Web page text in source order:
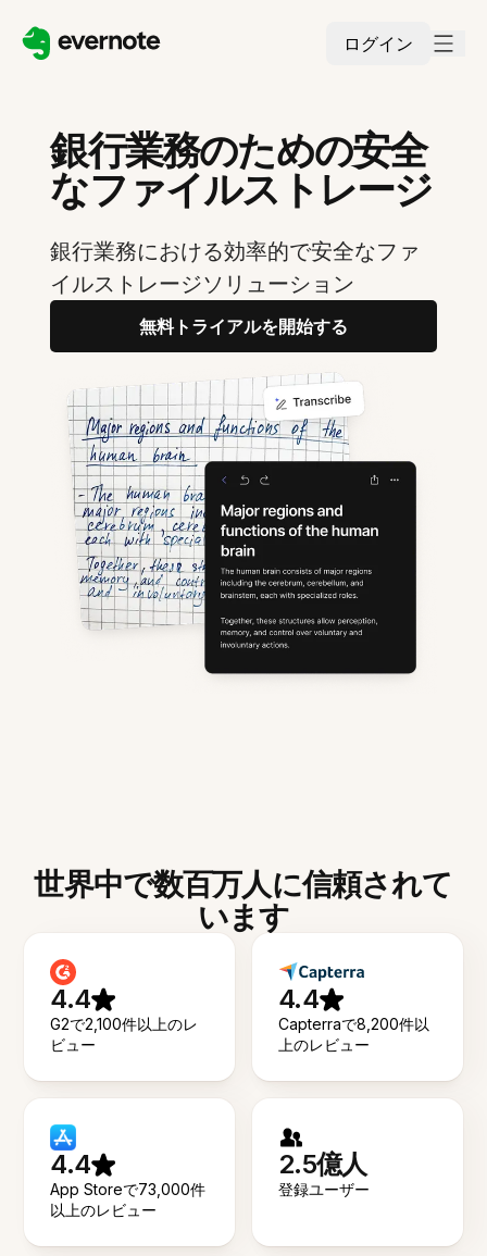
ログイン
銀行業務のための安全
なファイルストレージ
銀行業務における効率的で安全なファ
イルストレージソリューション
無料トライアルを開始する
世界中で数百万人に信頼されて
います
4.4
G2で2,100件以上のレ
ビュー
4.4
Capterraで8,200件以
上のレビュー
4.4
App Storeで73,000件
以上のレビュー
2.5億人
登録ユーザー